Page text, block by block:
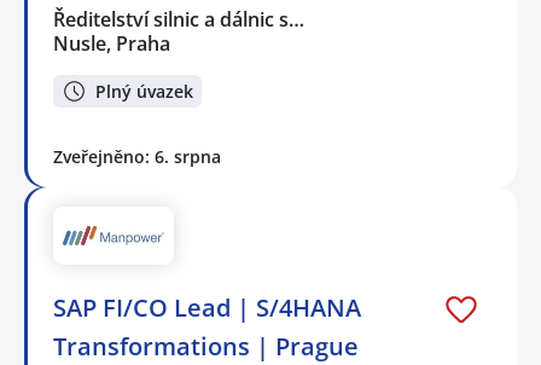
Ředitelství silnic a dálnic s…
Nusle, Praha
Plný úvazek
Zveřejněno: 6. srpna
SAP FI/CO Lead | S/4HANA
Transformations | Prague